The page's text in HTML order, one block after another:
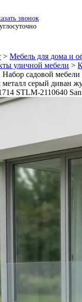
звонок
> Мебель для дома и
уличной мебели >
садовой мебели
серый диван
STLM-2110640